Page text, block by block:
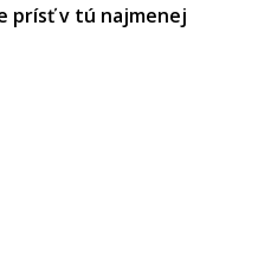
prísť v tú najmenej